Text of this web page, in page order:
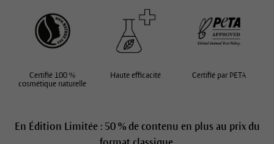
En Édition Limitée : 50 % de contenu en plus au prix du
Certifié 100 %
cosmétique naturelle
Haute efficacité Certifié par PETA